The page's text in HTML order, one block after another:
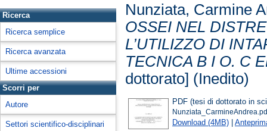
Ricerca
Ricerca semplice
Ricerca avanzata
Ultime accessioni
Scorri per
Autore
Settori scientifico-disciplinari
Nunziata, Carmine
OSSEI NEL
L’UTILIZZO DI
TECNICA B I O. C
dottorato] (Inedito)
PDF (tesi di dottorato in
Download (4MB) |